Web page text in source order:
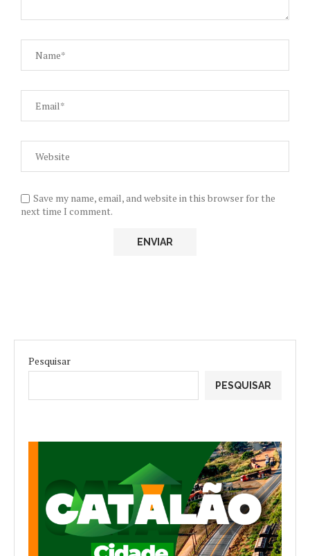
Save my name, email, and website in this browser for the
next time I comment.
Pesquisar
PESQUISAR